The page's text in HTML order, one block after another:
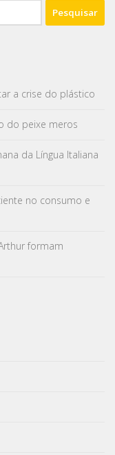
a crise do plástico
do peixe meros
da Língua Italiana
no consumo e
formam